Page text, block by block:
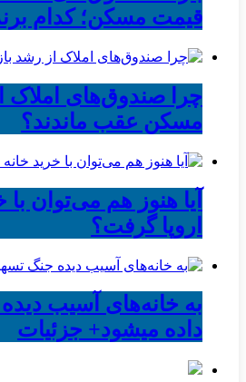
قیمت مسکن؛ کدام
چرا صندوق‌های املاک
مسکن عقب ماندند؟
آیا هنوز هم می‌توان
اروپا گرفت؟
به خانه‌های آسیب
داده میشود+ جزئیات